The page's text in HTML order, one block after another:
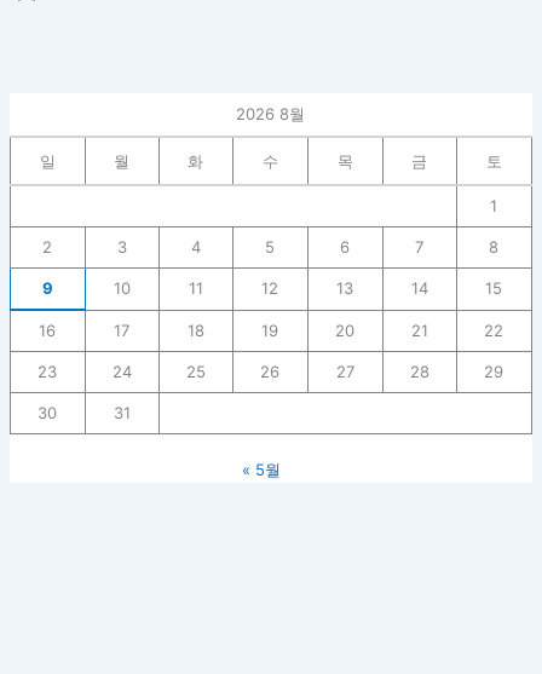
2026 8월
일 월 화 수 목 금 토
1
2 3 4 5 6 7 8
9 10 11 12 13 14 15
16 17 18 19 20 21 22
23 24 25 26 27 28 29
30 31
« 5월